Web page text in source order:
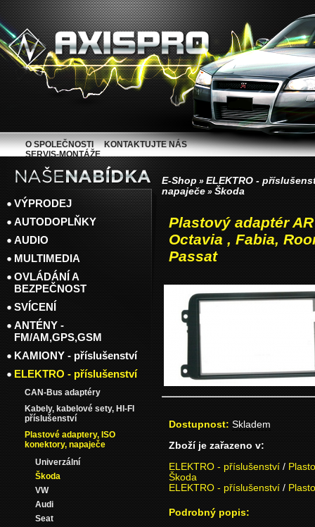
E-Shop » ELEKTRO -
napaječe » Škoda
Plastový adaptér
Octavia , Fabia,
Passat
Dostupnost: Skladem
Zboží je zařazeno v:
ELEKTRO - příslušenství /
Škoda
ELEKTRO - příslušenství /
Podrobný popis:
VÝPRODEJ
AUTODOPLŇKY
AUDIO
MULTIMEDIA
OVLÁDÁNÍ A
BEZPEČNOST
SVÍCENÍ
ANTÉNY -
FM/AM,GPS,GSM
KAMIONY - příslušenství
ELEKTRO - příslušenství
CAN-Bus adaptéry
Kabely, kabelové sety, HI-FI
příslušenství
Plastové adaptery, ISO
konektory, napaječe
Univerzální
Škoda
VW
Audi
Seat
O SPOLEČNOSTI
KONTAKTUJTE NÁS
SERVIS-MONTÁŽE